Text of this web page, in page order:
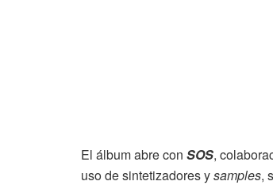
El álbum abre con SOS,
uso de sintetizadores ysamples,